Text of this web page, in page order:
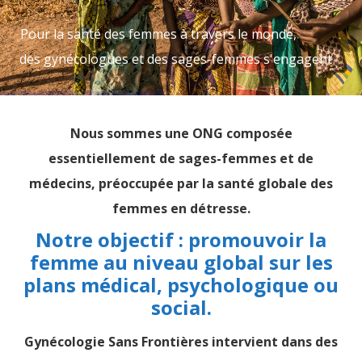
Pour la santé des femmes à travers le monde,
des gynécologues et des sages-femmes s'engagent
Nous sommes une ONG composée
essentiellement de sages-femmes et de
médecins, préoccupée par la santé globale des
femmes en détresse.
Notre objectif : promouvoir la
femme au niveau global sur les
plans médical, psychologique ou
social.
Gynécologie Sans Frontières intervient dans des